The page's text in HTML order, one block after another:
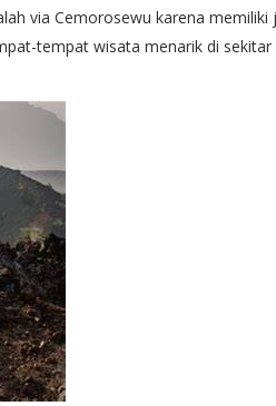
via Cemorosewu karena memiliki
tempat wisata menarik di sekitar